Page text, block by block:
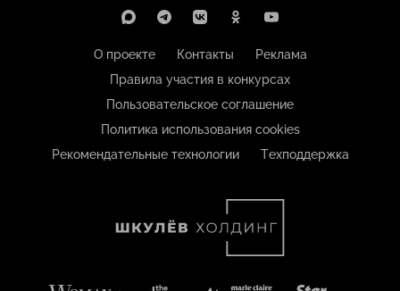
О проекте Контакты
Реклама
Правила участия в конкурсах
Пользовательское соглашение
Политика использования cookies
Рекомендательные технологии
Техподдержка